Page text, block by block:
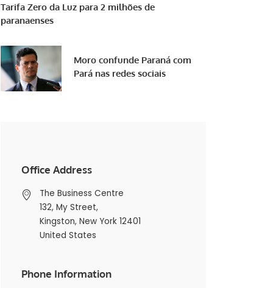
Tarifa Zero da Luz para 2 milhões de
paranaenses
Moro confunde Paraná com
Pará nas redes sociais
Office Address
The Business Centre
132, My Street,
Kingston, New York 12401
United States
Phone Information